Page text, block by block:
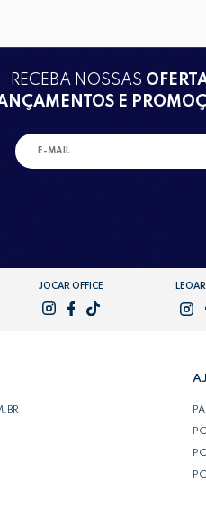
RECEBA NOSSAS
E
JOCAR OFFICE